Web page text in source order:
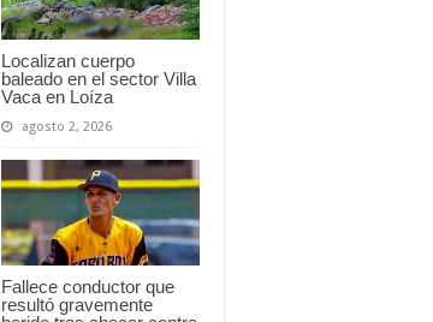
Localizan cuerpo
baleado en el sector Villa
Vaca en Loíza
agosto 2, 2026
Fallece conductor que
resultó gravemente